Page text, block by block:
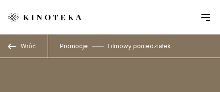
Wróć Promocje Filmowy poniedziałek